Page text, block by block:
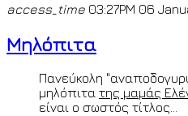
access_time 03:27PM 06
Μηλόπιτα
Πανεύκολη
μηλόπιτα της μαμάς
είναι ο σωστός τίτλος...